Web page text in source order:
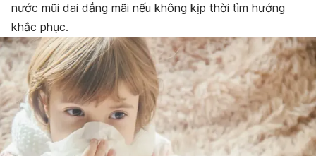
nước mũi dai dẳng mãi nếu không kịp thời tìm hướng
khắc phục.